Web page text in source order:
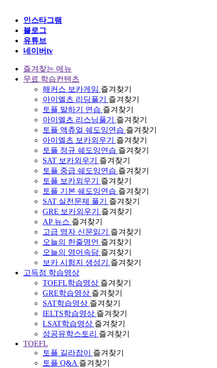
인스타그램
블로그
유튜브
네이버tv
즐겨찾는 메뉴
무료 학습컨텐츠
해커스 보카게임 즐겨찾기
아이엘츠 리딩풀기
즐겨찾기
토플 말하기 연습 즐겨찾기
아이엘츠 리스닝풀기
즐겨찾기
토플 액츄얼 쉐도잉연습 즐겨찾기
아이엘츠 보카외우기
즐겨찾기
토플 정규 쉐도잉연습 즐겨찾기
SAT 보카외우기
즐겨찾기
토플 중급 쉐도잉연습 즐겨찾기
토플 보카외우기
즐겨찾기
토플 기본 쉐도잉연습 즐겨찾기
SAT 실전문제 풀기
즐겨찾기
GRE 보카외우기
즐겨찾기
AP 뉴스 즐겨찾기
고급 영자 신문읽기
즐겨찾기
오늘의 한줄명언 즐겨찾기
오늘의 영어속담 즐겨찾기
보카 시험지 생성기
즐겨찾기
고득점 학습영상
TOEFL학습영상 즐겨찾기
GRE학습영상 즐겨찾기
SAT학습영상 즐겨찾기
IELTS학습영상 즐겨찾기
LSAT학습영상 즐겨찾기
성공유학스토리 즐겨찾기
TOEFL
토플 길라잡이
즐겨찾기
토플 Q&A 즐겨찾기